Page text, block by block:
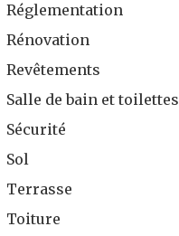
Réglementation
Rénovation
Revêtements
Salle de bain et toilettes
Sécurité
Sol
Terrasse
Toiture